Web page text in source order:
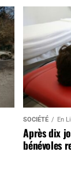
SOCIÉTÉ En
Après dix
bénévoles